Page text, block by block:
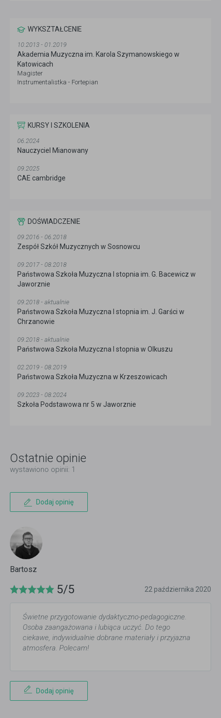
WYKSZTAŁCENIE
10.2013 - 01.2019
Akademia Muzyczna im. Karola Szymanowskiego w
Katowicach
Magister
Instrumentalistka - Fortepian
KURSY I SZKOLENIA
06.2024
Nauczyciel Mianowany
09.2025
CAE cambridge
DOŚWIADCZENIE
09.2016 - 06.2018
Zespół Szkół Muzycznych w Sosnowcu
09.2017 - 08.2018
Państwowa Szkoła Muzyczna I stopnia im. G. Bacewicz w
Jaworznie
09.2018 - aktualnie
Państwowa Szkoła Muzyczna I stopnia im. J. Garści w
Chrzanowie
09.2018 - aktualnie
Państwowa Szkoła Muzyczna I stopnia w Olkuszu
02.2019 - 08.2019
Państwowa Szkoła Muzyczna w Krzeszowicach
09.2023 - 08.2024
Szkoła Podstawowa nr 5 w Jaworznie
Ostatnie opinie
wystawiono opinii: 1
Dodaj opinię
Bartosz
5/5 22 października 2020
Świetne przygotowanie dydaktyczno-pedagogiczne.
Osoba zaangażowana i lubiąca uczyć. Do tego
ciekawe, indywidualnie dobrane materiały i przyjazna
atmosfera. Polecam!
Dodaj opinię